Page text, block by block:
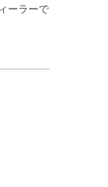
ーラーで